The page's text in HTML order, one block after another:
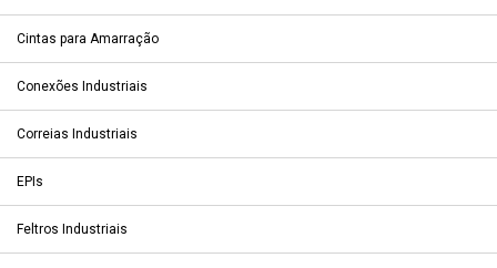
Cintas para Amarração
Conexões Industriais
Correias Industriais
EPIs
Feltros Industriais